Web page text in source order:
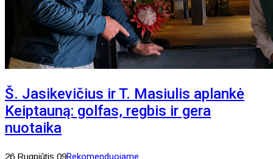
Š. Jasikevičius ir T. Masiulis aplankė
Keiptauną: golfas, regbis ir gera
nuotaika
26 Rugpjūtis 09Rekomenduojame